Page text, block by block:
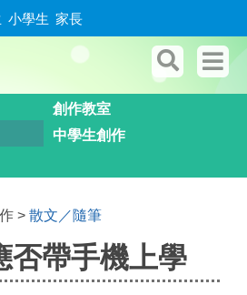
小學生 家長
創作教室
中學生創作
> 散文／隨筆
否帶手機上學